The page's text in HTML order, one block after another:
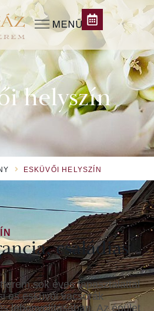
helyszín
ESKÜVŐI HELYSZÍN
családias
sok éves tapasztalattal
és esküvői vacsorák
lebonyolításában. Az épület